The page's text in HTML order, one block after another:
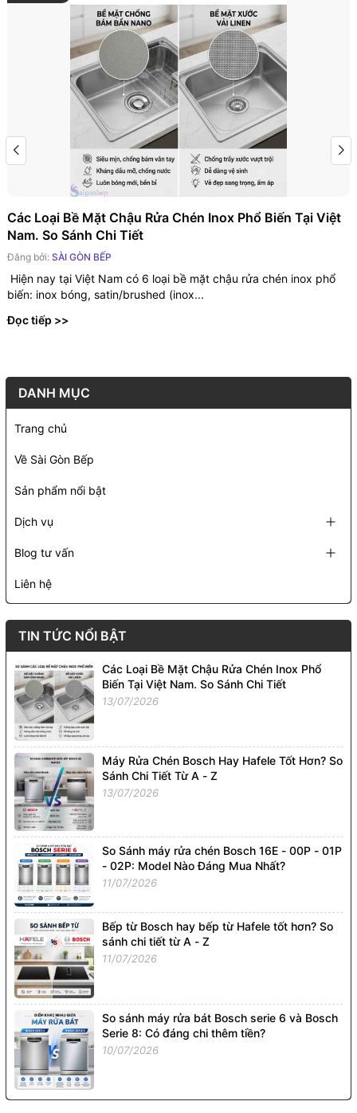
Các Loại Bề Mặt Chậu Rửa Chén Inox Phổ Biến Tại Việt
Nam. So Sánh Chi Tiết
Đăng bởi: SÀI GÒN BẾP
Hiện nay tại Việt Nam có 6 loại bề mặt chậu rửa chén inox phổ
biến: inox bóng, satin/brushed (inox...
Đọc tiếp >>
DANH MỤC
Trang chủ
Về Sài Gòn Bếp
Sản phẩm nổi bật
Dịch vụ
Blog tư vấn
Liên hệ
TIN TỨC NỔI BẬT
Các Loại Bề Mặt Chậu Rửa Chén Inox Phổ
Biến Tại Việt Nam. So Sánh Chi Tiết
13/07/2026
Máy Rửa Chén Bosch Hay Hafele Tốt Hơn? So
Sánh Chi Tiết Từ A - Z
13/07/2026
So Sánh máy rửa chén Bosch 16E - 00P - 01P
- 02P: Model Nào Đáng Mua Nhất?
11/07/2026
Bếp từ Bosch hay bếp từ Hafele tốt hơn? So
sánh chi tiết từ A - Z
11/07/2026
So sánh máy rửa bát Bosch serie 6 và Bosch
Serie 8: Có đáng chi thêm tiền?
10/07/2026